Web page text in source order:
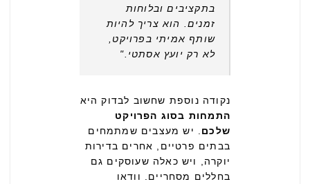
בתקציבים ובלוחות
זמנים. הוא צריך להיות
שותף אמיתי בפרויקט,
לא רק יועץ אסתטי."
נקודה נוספת שחשוב לבדוק היא
התמחות בסוג הפרויקט
שלכם . יש מעצבים שמתמחים
בבתים פרטיים, אחרים בדירות
יוקרה, ויש כאלה שעוסקים גם
בחללים מסחריים. וודאו